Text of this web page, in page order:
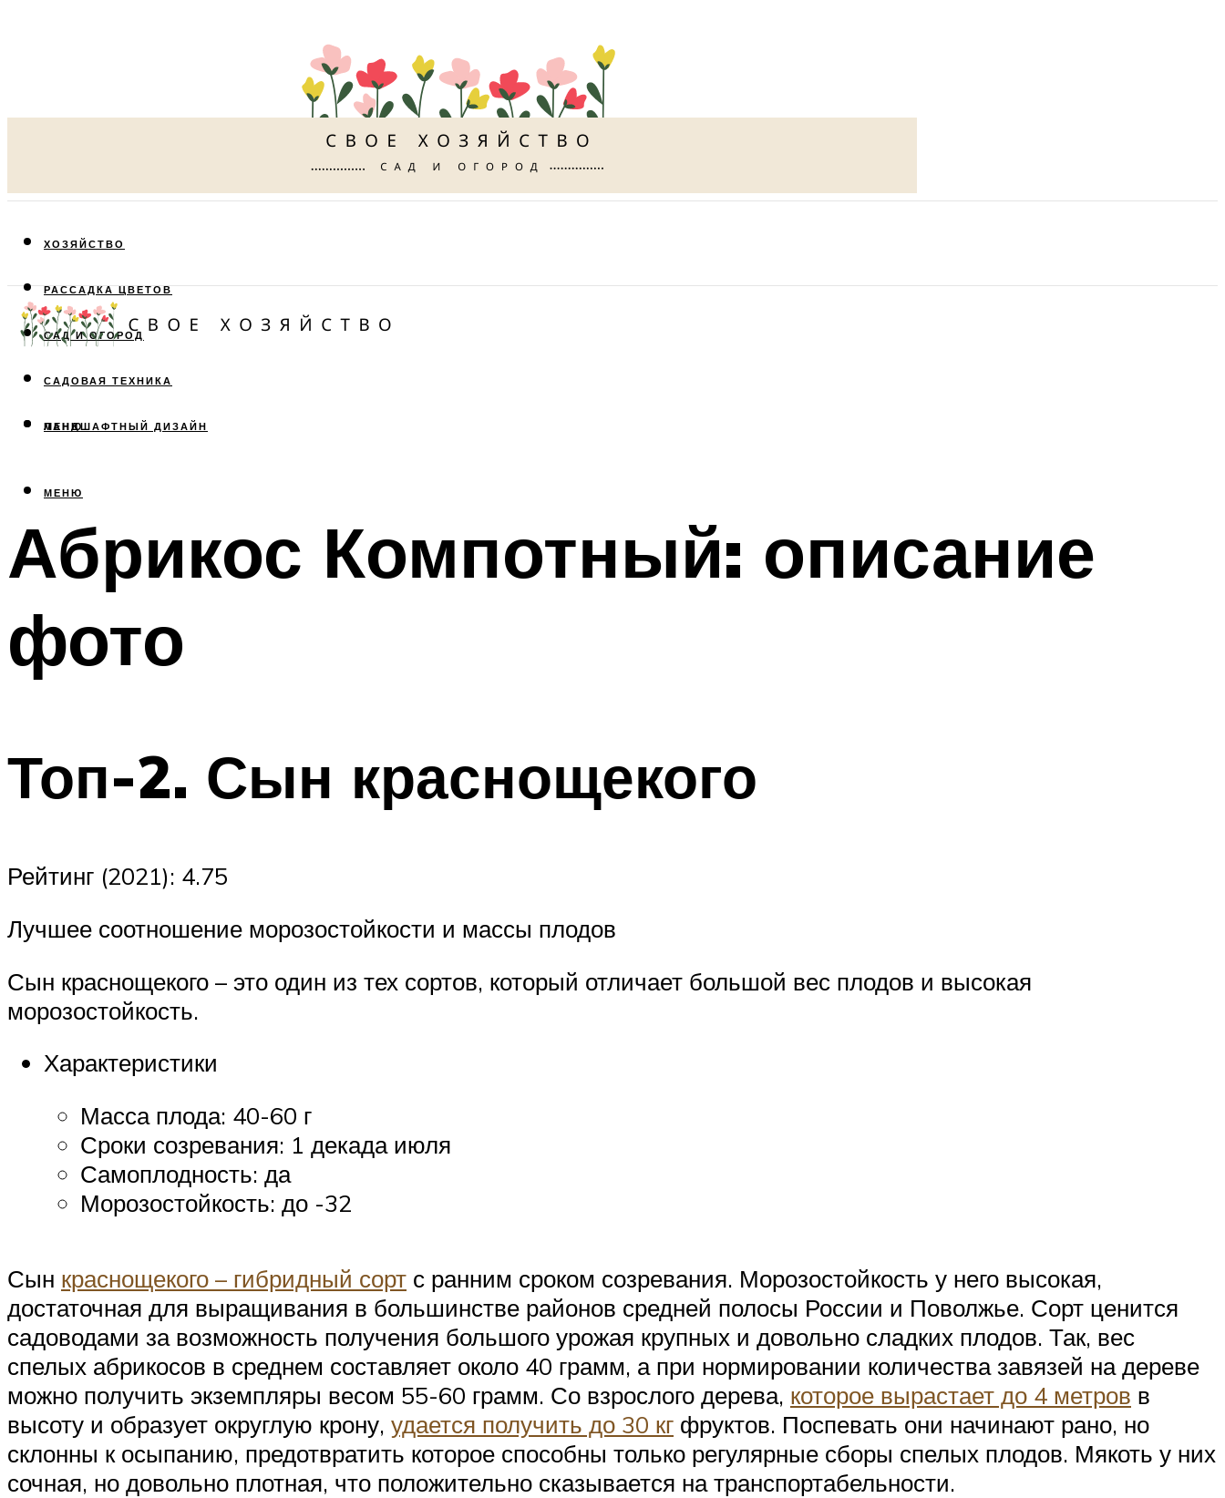
ХОЗЯЙСТВО
РАССАДКА ЦВЕТОВ
САД И ОГОРОД
САДОВАЯ ТЕХНИКА
ЛАНДШАФТНЫЙ ДИЗАЙН
МЕНЮ
МЕНЮ
Абрикос Компотный: описание
фото
Топ-2. Сын краснощекого
Рейтинг (2021): 4.75
Лучшее соотношение морозостойкости и массы плодов
Сын краснощекого – это один из тех сортов, который отличает большой вес плодов и высокая
морозостойкость.
Характеристики
Масса плода: 40-60 г
Сроки созревания: 1 декада июля
Самоплодность: да
Морозостойкость: до -32
Сын краснощекого – гибридный сорт с ранним сроком созревания. Морозостойкость у него высокая,
достаточная для выращивания в большинстве районов средней полосы России и Поволжье. Сорт ценится
садоводами за возможность получения большого урожая крупных и довольно сладких плодов. Так, вес
спелых абрикосов в среднем составляет около 40 грамм, а при нормировании количества завязей на дереве
можно получить экземпляры весом 55-60 грамм. Со взрослого дерева, которое вырастает до 4 метров в
высоту и образует округлую крону, удается получить до 30 кг фруктов. Поспевать они начинают рано, но
склонны к осыпанию, предотвратить которое способны только регулярные сборы спелых плодов. Мякоть у них
сочная, но довольно плотная, что положительно сказывается на транспортабельности.